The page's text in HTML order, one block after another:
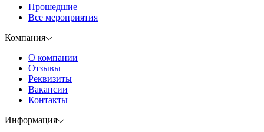
Прошедшие
Все мероприятия
Компания
О компании
Отзывы
Реквизиты
Вакансии
Контакты
Информация